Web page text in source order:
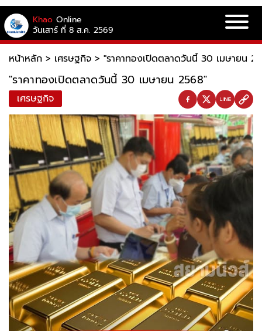
Khao Online
วันเสาร์ ที่ 8 ส.ค. 2569
หน้าหลัก > เศรษฐกิจ > "ราคาทองเปิดตลาดวันนี้ 30 เมษายน
"ราคาทองเปิดตลาดวันนี้ 30 เมษายน 2568"
เศรษฐกิจ